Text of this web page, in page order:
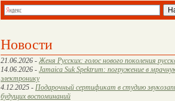
Новости
21.06.2026 - Женя Русских: голос нового поколения
14.06.2026 - Jamaica Suk Spektrum: погружение в
электронику
4.12.2025 - Подарочный сертификат в студию
будущих воспоминаний